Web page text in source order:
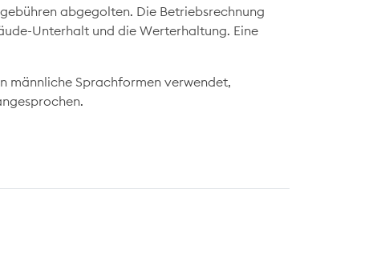
abgegolten. Die Betriebsrechnung
Unterhalt und die Werterhaltung. Eine
männliche Sprachformen verwendet,